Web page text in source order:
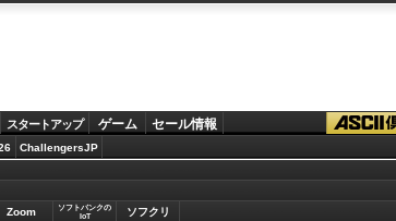
スタートアップ ゲーム セール情報
ChallengersJP
Zoom
ソフトバンクの
IoT
ソフクリ